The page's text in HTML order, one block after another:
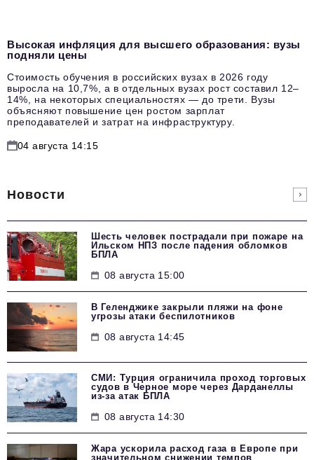
Высокая инфляция для высшего образования: вузы
подняли цены
Стоимость обучения в российских вузах в 2026 году
выросла на 10,7%, а в отдельных вузах рост составил 12–
14%, на некоторых специальностях — до трети. Вузы
объясняют повышение цен ростом зарплат
преподавателей и затрат на инфраструктуру.
04 августа 14:15
Новости
Шесть человек пострадали при пожаре на
Ильском НПЗ после падения обломков
БПЛА
08 августа 15:00
В Геленджике закрыли пляжи на фоне
угрозы атаки беспилотников
08 августа 14:45
СМИ: Турция ограничила проход торговых
судов в Черное море через Дарданеллы
из-за атак БПЛА
08 августа 14:30
Жара ускорила расход газа в Европе при
значительном снижении темпов